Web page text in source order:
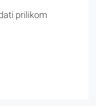
prilikom